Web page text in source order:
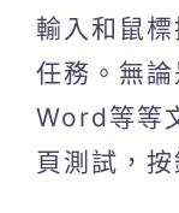
輸入和鼠
任務。無
Word等等
頁測試，按